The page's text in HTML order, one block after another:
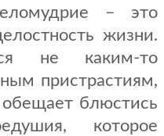
– это
жизни.
не каким-то
пристрастиям,
блюстись
которое